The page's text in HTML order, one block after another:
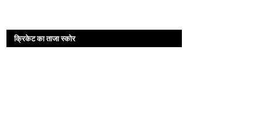
क्रिकेट का ताजा स्कोर